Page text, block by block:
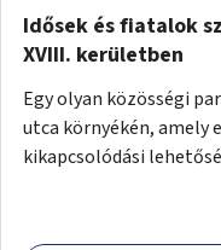
Idősek és fiatalok
XVIII. kerületben
Egy olyan közösségi
utca környékén, amely
kikapcsolódási